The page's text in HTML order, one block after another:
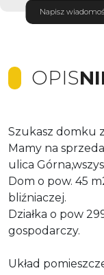
Napisz
OPIS
Szukasz domku
Mamy na
ulica
Dom o pow. 45
bliźniaczej.
Działka o pow
gospodarczy.
Układ